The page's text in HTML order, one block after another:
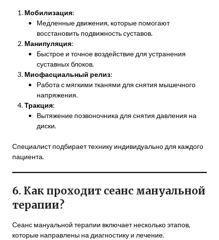
Мобилизация:
Медленные движения, которые помогают
восстановить подвижность суставов.
Манипуляция:
Быстрое и точное воздействие для устранения
суставных блоков.
Миофасциальный релиз:
Работа с мягкими тканями для снятия мышечного
напряжения.
Тракция:
Вытяжение позвоночника для снятия давления на
диски.
Специалист подбирает технику индивидуально для каждого
пациента.
6. Как проходит сеанс мануальной
терапии?
Сеанс мануальной терапии включает несколько этапов,
которые направлены на диагностику и лечение.